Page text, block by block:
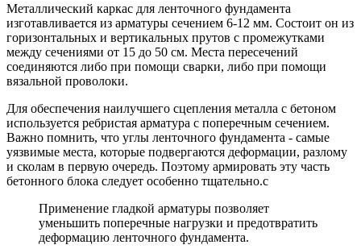
Металлический каркас для ленточного фундамента
изготавливается из арматуры сечением 6-12 мм. Состоит он из
горизонтальных и вертикальных прутов с промежутками
между сечениями от 15 до 50 см. Места пересечений
соединяются либо при помощи сварки, либо при помощи
вязальной проволоки.
Для обеспечения наилучшего сцепления металла с бетоном
используется ребристая арматура с поперечным сечением.
Важно помнить, что углы ленточного фундамента - самые
уязвимые места, которые подвергаются деформации, разлому
и сколам в первую очередь. Поэтому армировать эту часть
бетонного блока следует особенно тщательно.с
Применение гладкой арматуры позволяет
уменьшить поперечные нагрузки и предотвратить
деформацию ленточного фундамента.